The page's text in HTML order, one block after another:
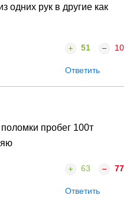
одних рук в другие как
51 10
Ответить
пробег 100т
63 77
Ответить